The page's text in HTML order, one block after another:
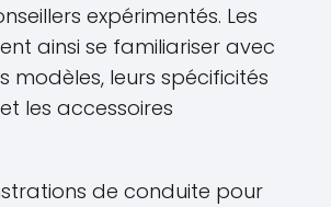
expérimentés. Les
ainsi se familiariser avec
modèles, leurs spécificités
les accessoires
de conduite pour